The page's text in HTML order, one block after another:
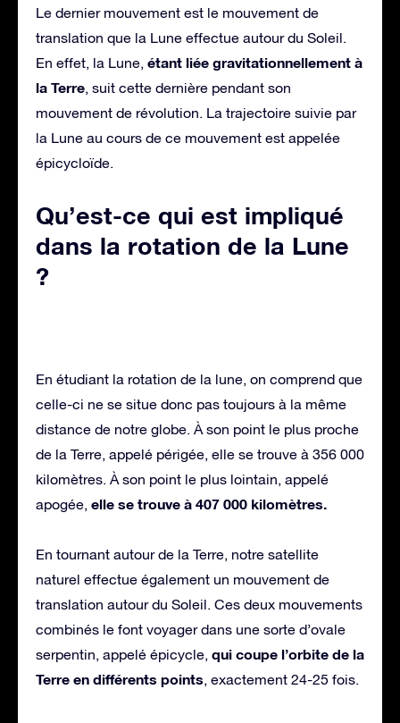
Le dernier mouvement est le mouvement de
translation que la Lune effectue autour du Soleil.
En effet, la Lune, étant liée gravitationnellement à
la Terre, suit cette dernière pendant son
mouvement de révolution. La trajectoire suivie par
la Lune au cours de ce mouvement est appelée
épicycloïde.
Qu’est-ce qui est impliqué
dans la rotation de la Lune
?
En étudiant la rotation de la lune, on comprend que
celle-ci ne se situe donc pas toujours à la même
distance de notre globe. À son point le plus proche
de la Terre, appelé périgée, elle se trouve à 356 000
kilomètres. À son point le plus lointain, appelé
apogée, elle se trouve à 407 000 kilomètres.
En tournant autour de la Terre, notre satellite
naturel effectue également un mouvement de
translation autour du Soleil. Ces deux mouvements
combinés le font voyager dans une sorte d’ovale
serpentin, appelé épicycle, qui coupe l’orbite de la
Terre en différents points, exactement 24-25 fois.